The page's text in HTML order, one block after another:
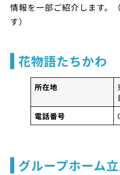
情報を一部ご紹介します。
す）
花物語たちかわ
所在地
電話番号
グループホーム